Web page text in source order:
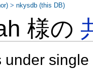
様の
under
>nkysdb (this DB)